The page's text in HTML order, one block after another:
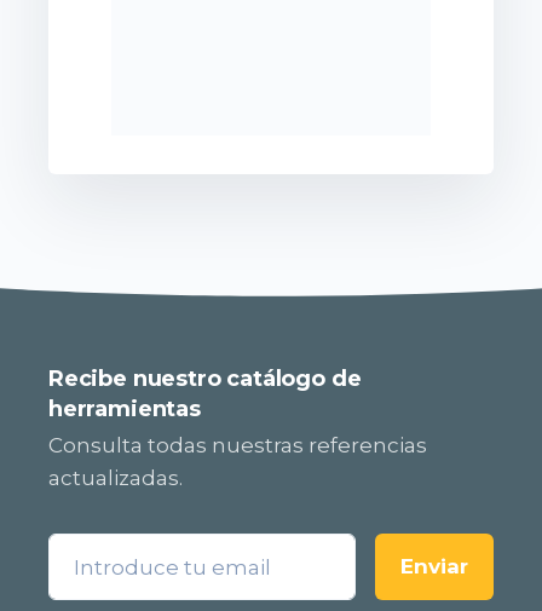
Recibe nuestro catálogo de
herramientas
Consulta todas nuestras referencias
actualizadas.
Enviar